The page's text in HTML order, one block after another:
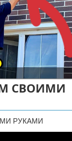
СВОИМИ
РУКАМИ